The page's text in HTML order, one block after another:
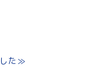
た≫